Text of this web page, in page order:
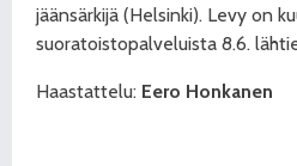
jäänsärkijä (Helsinki). Levy on
suoratoistopalveluista 8.6.
Haastattelu: Eero Honkanen